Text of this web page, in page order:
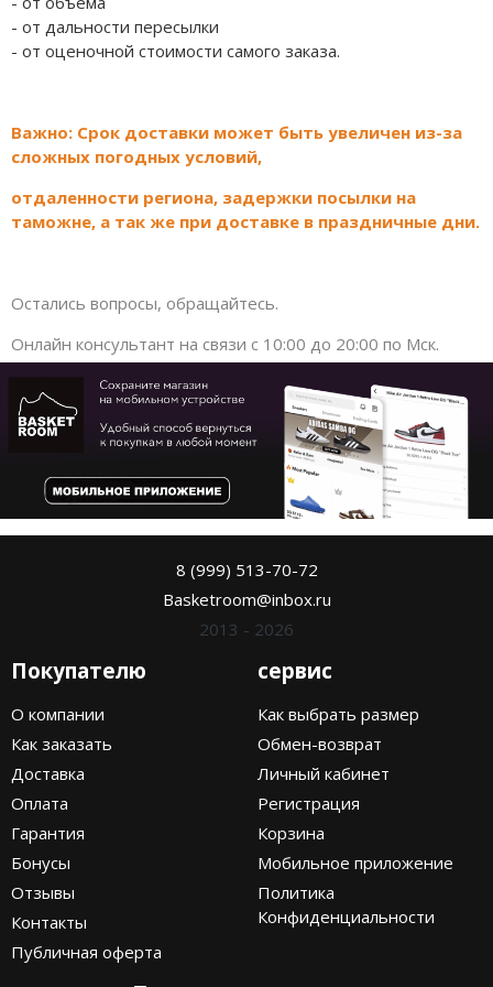
- от дальности пересылки
- от оценочной стоимости самого заказа.
Важно: Срок доставки может быть увеличен из-за
сложных погодных условий,
отдаленности региона, задержки посылки на
таможне, а так же при доставке в праздничные дни.
Остались вопросы, обращайтесь.
Онлайн консультант на связи с 10:00 до 20:00 по Мск.
8 (999) 513-70-72
Basketroom@inbox.ru
2013 - 2026
Покупателю
О компании
Как заказать
Доставка
Оплата
Гарантия
Бонусы
Отзывы
Контакты
Публичная оферта
сервис
Как выбрать размер
Обмен-возврат
Личный кабинет
Регистрация
Корзина
Мобильное приложение
Политика
Конфиденциальности
Jordan Tatum
Air Jordan 40
Air Jordan 39
Air Jordan 38
Air Jordan 1
Air Jordan 3
Air Jordan 4
Air Jordan 5
Air Jordan 10
Air Jordan 12
Air Jordan 13
Air Jordan 14
Air Jordan 15
Air Jordan 23
Nike Dunk
Nike Blazer
Nike P-6000
Nike Initiator
Nike Hyperdunk
Nike Hyperset
Nike Cosmic Unity
Nike Air Deldon
Nike ST
Nike Ja
Nike Book
Nike LeBron
Nike Kyrie
Nike Freak
adidas Samba
adidas Handball
adidas Adistar
adidas adiFOM
adidas Dame
adidas AE
Adidas Yeezy Boost 350 V2
MMY
HOKA
A Bathing Ape
Travis Scott
LACOSTE
The North Face